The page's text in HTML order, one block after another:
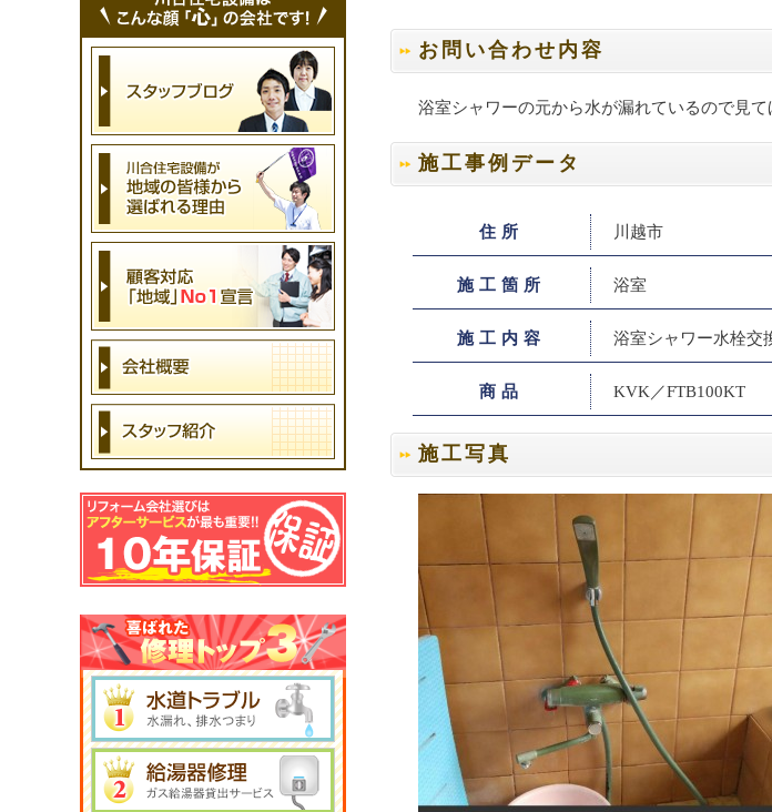
お問い合わせ内容
浴室シャワーの元から水が漏れているので見て
施工事例データ
住所 川越市
施工箇所 浴室
施工内容 浴室シャワー水栓交
商品 KVK／FTB100KT
施工写真